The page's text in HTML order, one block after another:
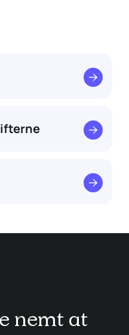
nemt at